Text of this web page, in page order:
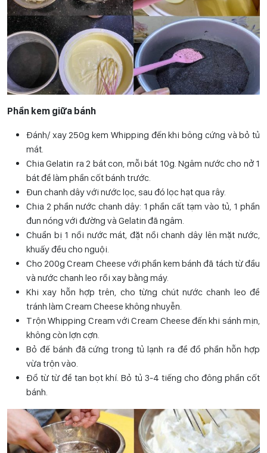
Phần kem giữa bánh
Đánh/ xay 250g kem Whipping đến khi bông cứng và bỏ tủ
mát.
Chia Gelatin ra 2 bát con, mỗi bát 10g. Ngâm nước cho nở 1
bát để làm phần cốt bánh trước.
Đun chanh dây với nước lọc, sau đó lọc hạt qua rây.
Chia 2 phần nước chanh dây: 1 phần cất tạm vào tủ, 1 phần
đun nóng với đường và Gelatin đã ngâm.
Chuẩn bị 1 nồi nước mát, đặt nồi chanh dây lên mặt nước,
khuấy đều cho nguội.
Cho 200g Cream Cheese với phần kem bánh đã tách từ đầu
và nước chanh leo rồi xay bằng máy.
Khi xay hỗn hợp trên, cho từng chút nước chanh leo để
tránh làm Cream Cheese không nhuyễn.
Trộn Whipping Cream với Cream Cheese đến khi sánh mịn,
không còn lợn cợn.
Bỏ đế bánh đã cứng trong tủ lạnh ra để đổ phần hỗn hợp
vừa trộn vào.
Đổ từ từ để tan bọt khí. Bỏ tủ 3-4 tiếng cho đông phần cốt
bánh.